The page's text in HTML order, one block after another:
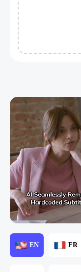
EN FR